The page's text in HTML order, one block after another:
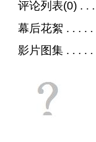
评论列表(0) . .
幕后花絮 . . . . .
影片图集 . . . . .